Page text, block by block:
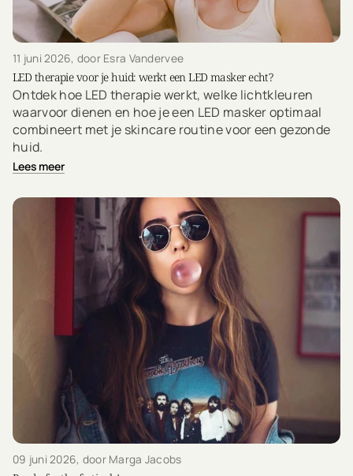
11 juni 2026, door Esra Vandervee
LED therapie voor je huid: werkt een LED masker echt?
Ontdek hoe LED therapie werkt, welke lichtkleuren
waarvoor dienen en hoe je een LED masker optimaal
combineert met je skincare routine voor een gezonde
huid.
Lees meer
09 juni 2026, door Marga Jacobs